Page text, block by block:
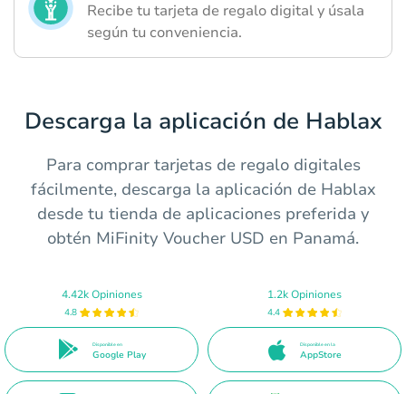
Recibe tu tarjeta de regalo digital y úsala
según tu conveniencia.
Descarga la aplicación de Hablax
Para comprar tarjetas de regalo digitales
fácilmente, descarga la aplicación de Hablax
desde tu tienda de aplicaciones preferida y
obtén MiFinity Voucher USD en Panamá.
4.42k Opiniones
4.8
Disponible en
Google Play
1.2k Opiniones
4.4
Disponible en la
AppStore